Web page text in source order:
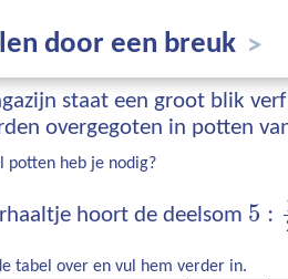
door een breuk >
staat een groot blik
overgegoten in potten
potten heb je nodig?
hoort de deelsom 5 :
tabel over en vul hem verder in.